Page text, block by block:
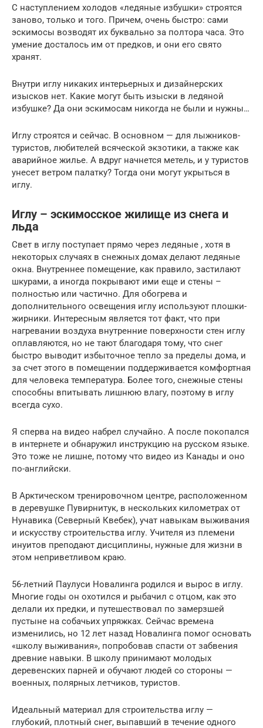
С наступлением холодов «ледяные избушки» строятся
заново, только и того. Причем, очень быстро: сами
эскимосы возводят их буквально за полтора часа. Это
умение досталось им от предков, и они его свято
хранят.
Внутри иглу никаких интерьерных и дизайнерских
изысков нет. Какие могут быть изыски в ледяной
избушке? Да они эскимосам никогда не были и нужны…
Иглу строятся и сейчас. В основном — для лыжников-
туристов, любителей всяческой экзотики, а также как
аварийное жилье. А вдруг начнется метель, и у туристов
унесет ветром палатку? Тогда они могут укрыться в
иглу.
Иглу – эскимосское жилище из снега и
льда
Свет в иглу поступает прямо через ледяные , хотя в
некоторых случаях в снежных домах делают ледяные
окна. Внутреннее помещение, как правило, застилают
шкурами, а иногда покрывают ими еще и стены –
полностью или частично. Для обогрева и
дополнительного освещения иглу используют плошки-
жирники. Интересным является тот факт, что при
нагревании воздуха внутренние поверхности стен иглу
оплавляются, но не тают благодаря тому, что снег
быстро выводит избыточное тепло за пределы дома, и
за счет этого в помещении поддерживается комфортная
для человека температура. Более того, снежные стены
способны впитывать лишнюю влагу, поэтому в иглу
всегда сухо.
Я сперва на видео набрел случайно. А после покопался
в интернете и обнаружил инструкцию на русском языке.
Это тоже не лишне, потому что видео из Канады и оно
по-английски.
В Арктическом тренировочном центре, расположенном
в деревушке Пувирнитук, в нескольких километрах от
Нунавика (Северный Квебек), учат навыкам выживания
и искусству строительства иглу. Учителя из племени
инуитов преподают дисциплины, нужные для жизни в
этом неприветливом краю.
56-летний Паулуси Новалинга родился и вырос в иглу.
Многие годы он охотился и рыбачил с отцом, как это
делали их предки, и путешествовал по замерзшей
пустыне на собачьих упряжках. Сейчас времена
изменились, но 12 лет назад Новалинга помог основать
«школу выживания», попробовав спасти от забвения
древние навыки. В школу принимают молодых
деревенских парней и обучают людей со стороны —
военных, полярных летчиков, туристов.
Идеальный материал для строительства иглу —
глубокий, плотный снег, выпавший в течение одного